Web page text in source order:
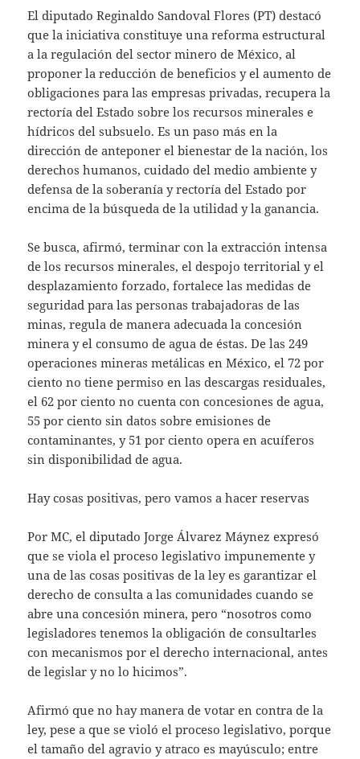
El diputado Reginaldo Sandoval Flores (PT) destacó
que la iniciativa constituye una reforma estructural
a la regulación del sector minero de México, al
proponer la reducción de beneficios y el aumento de
obligaciones para las empresas privadas, recupera la
rectoría del Estado sobre los recursos minerales e
hídricos del subsuelo. Es un paso más en la
dirección de anteponer el bienestar de la nación, los
derechos humanos, cuidado del medio ambiente y
defensa de la soberanía y rectoría del Estado por
encima de la búsqueda de la utilidad y la ganancia.
Se busca, afirmó, terminar con la extracción intensa
de los recursos minerales, el despojo territorial y el
desplazamiento forzado, fortalece las medidas de
seguridad para las personas trabajadoras de las
minas, regula de manera adecuada la concesión
minera y el consumo de agua de éstas. De las 249
operaciones mineras metálicas en México, el 72 por
ciento no tiene permiso en las descargas residuales,
el 62 por ciento no cuenta con concesiones de agua,
55 por ciento sin datos sobre emisiones de
contaminantes, y 51 por ciento opera en acuíferos
sin disponibilidad de agua.
Hay cosas positivas, pero vamos a hacer reservas
Por MC, el diputado Jorge Álvarez Máynez expresó
que se viola el proceso legislativo impunemente y
una de las cosas positivas de la ley es garantizar el
derecho de consulta a las comunidades cuando se
abre una concesión minera, pero “nosotros como
legisladores tenemos la obligación de consultarles
con mecanismos por el derecho internacional, antes
de legislar y no lo hicimos”.
Afirmó que no hay manera de votar en contra de la
ley, pese a que se violó el proceso legislativo, porque
el tamaño del agravio y atraco es mayúsculo; entre